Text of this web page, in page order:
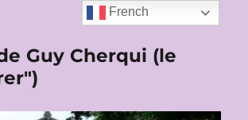
Guy Cherqui (le
French